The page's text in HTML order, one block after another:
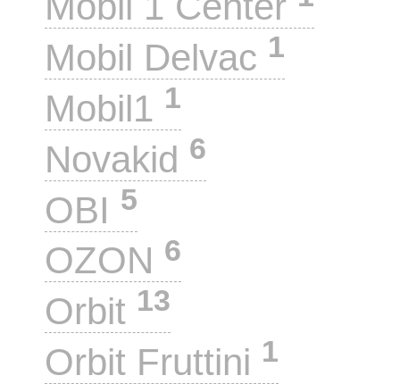
Mobil Delvac 1
Mobil1 1
Novakid 6
OBI 5
OZON 6
Orbit 13
Orbit Fruttini 1